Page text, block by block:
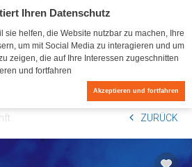
Ihren Datenschutz
sie helfen, die Website nutzbar zu machen, Ihre
um mit Social Media zu interagieren und um
zeigen, die auf Ihre Interessen zugeschnitten
und fortfahren
Akzeptieren und fortfahren
ZURÜCK